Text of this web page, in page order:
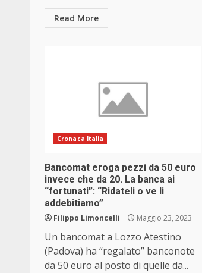
Read More
Cronaca Italia
Bancomat eroga pezzi da 50 euro
invece che da 20. La banca ai
“fortunati”: “Ridateli o ve li
addebitiamo”
Filippo Limoncelli Maggio 23, 2023
Un bancomat a Lozzo Atestino
(Padova) ha “regalato” banconote
da 50 euro al posto di quelle da...